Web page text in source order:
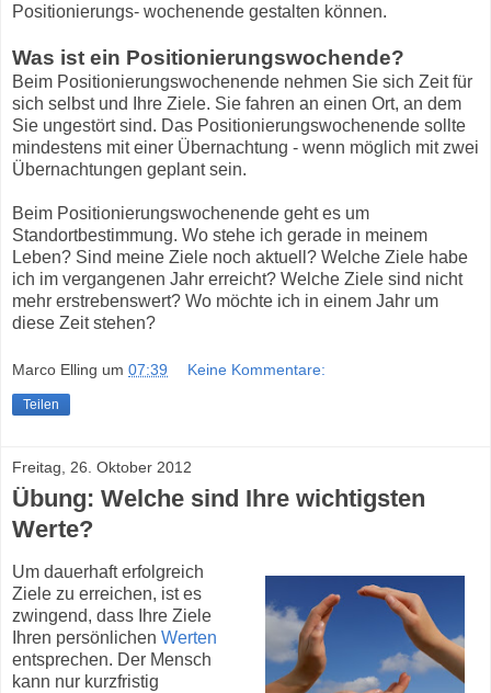
Positionierungs- wochenende gestalten können.
Was ist ein Positionierungswochende?
Beim Positionierungswochenende nehmen Sie sich Zeit für
sich selbst und Ihre Ziele. Sie fahren an einen Ort, an dem
Sie ungestört sind. Das Positionierungswochenende sollte
mindestens mit einer Übernachtung - wenn möglich mit zwei
Übernachtungen geplant sein.
Beim Positionierungswochenende geht es um
Standortbestimmung. Wo stehe ich gerade in meinem
Leben? Sind meine Ziele noch aktuell? Welche Ziele habe
ich im vergangenen Jahr erreicht? Welche Ziele sind nicht
mehr erstrebenswert? Wo möchte ich in einem Jahr um
diese Zeit stehen?
Marco Elling um 07:39 Keine Kommentare:
Teilen
Freitag, 26. Oktober 2012
Übung: Welche sind Ihre wichtigsten
Werte?
Um dauerhaft erfolgreich
Ziele zu erreichen, ist es
zwingend, dass Ihre Ziele
Ihren persönlichen Werten
entsprechen. Der Mensch
kann nur kurzfristig